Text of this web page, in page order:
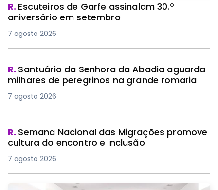
R. Escuteiros de Garfe assinalam 30.º
aniversário em setembro
7 agosto 2026
R. Santuário da Senhora da Abadia aguarda
milhares de peregrinos na grande romaria
7 agosto 2026
R. Semana Nacional das Migrações promove
cultura do encontro e inclusão
7 agosto 2026